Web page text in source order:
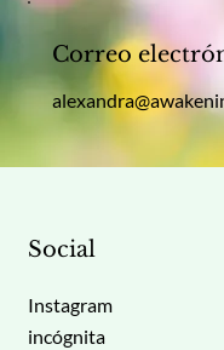
Correo
Social
Instagram
incógnita